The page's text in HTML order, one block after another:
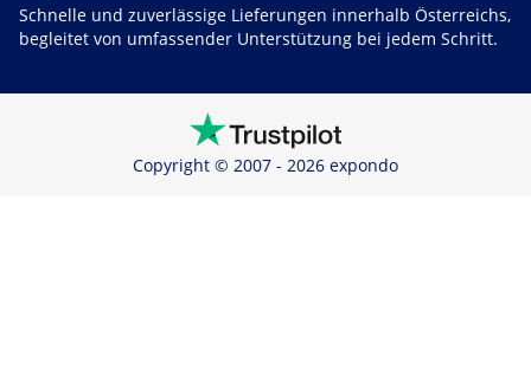
Schnelle und zuverlässige Lieferungen innerhalb Österreichs,
begleitet von umfassender Unterstützung bei jedem Schritt.
Copyright © 2007 - 2026 expondo